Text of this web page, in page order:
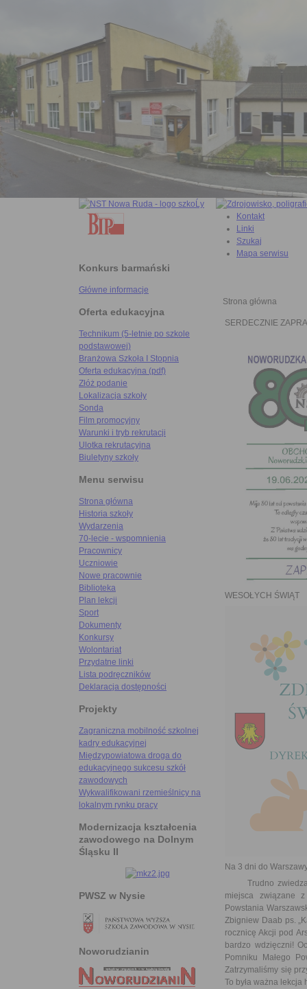
Konkurs barmański
Główne informacje
Oferta edukacyjna
Technikum (5-letnie po szkole
podstawowej)
Branżowa Szkoła I Stopnia
Oferta edukacyjna (pdf)
Złóż podanie
Lokalizacja szkoły
Sonda
Film promocyjny
Warunki i tryb rekrutacji
Ulotka rekrutacyjna
Biuletyny szkoły
Menu serwisu
Strona główna
Historia szkoły
Wydarzenia
70-lecie - wspomnienia
Pracownicy
Uczniowie
Nowe pracownie
Biblioteka
Plan lekcji
Sport
Dokumenty
Konkursy
Wolontariat
Przydatne linki
Lista podręczników
Deklaracja dostępności
Projekty
Zagraniczna mobilność szkolnej
kadry edukacyjnej
Międzypowiatowa droga do
edukacyjnego sukcesu szkół
zawodowych
Wykwalifikowani rzemieślnicy na
lokalnym rynku pracy
Modernizacja kształcenia
zawodowego na Dolnym
Śląsku II
PWSZ w Nysie
Noworudzianin
Kontakt
Linki
Szukaj
Mapa serwisu
Strona główna
SERDECZNIE
WESOŁYCH ŚWIĄT
Na 3 dni do
Trudno zwiedzać
miejsca związane
Powstania
Zbigniew Daab ps.
rocznicę Akcji pod
bardzo wdzięczni!
Pomniku Małego
Zatrzymaliśmy się
To była ważna lekcja